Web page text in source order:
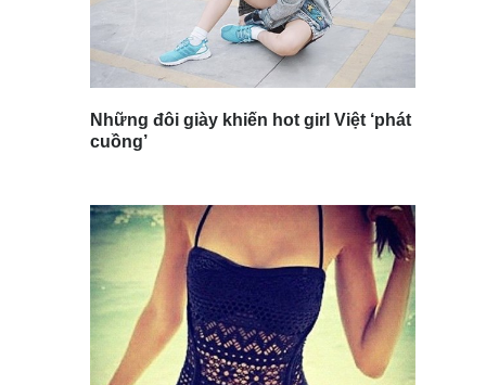
Những đôi giày khiến hot girl Việt ‘phát
cuồng’